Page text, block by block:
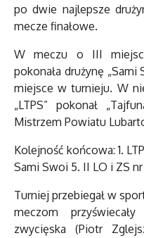
po dwie najlepsze
mecze finałowe.
W meczu o III
pokonała drużynę „Sami
miejsce w turnieju. W
„LTPS” pokonał
Mistrzem Powiatu
Kolejność końcowa: 1.
Sami Swoi 5. II LO i ZS
Turniej przebiegał w
meczom
zwycięska (Piotr